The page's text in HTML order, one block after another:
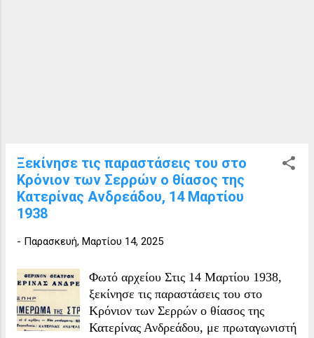
Ξεκίνησε τις παραστάσεις του στο
Κρόνιον των Σερρών ο θίασος της
Κατερίνας Ανδρεάδου, 14 Μαρτίου
1938
- Παρασκευή, Μαρτίου 14, 2025
Φωτό αρχείου Στις 14 Μαρτίου 1938,
ξεκίνησε τις παραστάσεις του στο
Κρόνιον των Σερρών ο θίασος της
Κατερίνας Ανδρεάδου, με πρωταγωνιστή